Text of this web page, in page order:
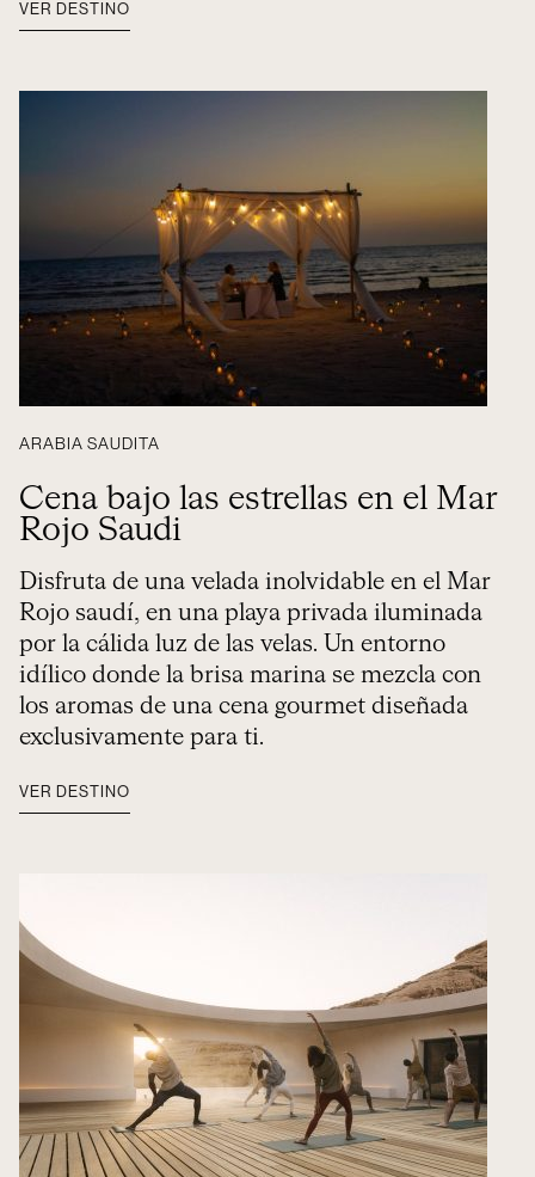
VER DESTINO
ARABIA SAUDITA
Cena bajo las estrellas en el Mar
Rojo Saudi
Disfruta de una velada inolvidable en el Mar
Rojo saudí, en una playa privada iluminada
por la cálida luz de las velas. Un entorno
idílico donde la brisa marina se mezcla con
los aromas de una cena gourmet diseñada
exclusivamente para ti.
VER DESTINO